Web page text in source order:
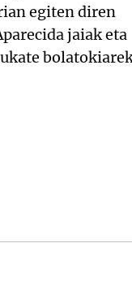
egiten diren
jaiak eta